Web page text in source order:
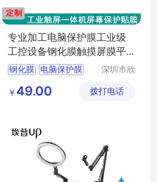
专业加工电脑保护膜工业级
工控设备钢化膜触摸屏膜平
板屏幕贴防爆
钢化膜 电脑保护膜
工控设备保护膜
深圳市欣
限公司
￥ 49.00 拨打电话